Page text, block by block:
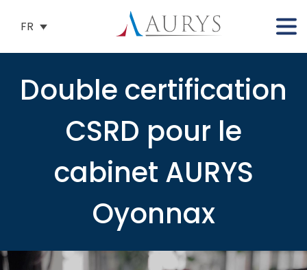
FR
Double certification
CSRD pour le
cabinet AURYS
Oyonnax